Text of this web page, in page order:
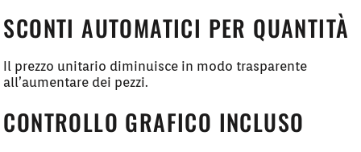
SCONTI AUTOMATICI PER QUANTITÀ
Il prezzo unitario diminuisce in modo trasparente
all’aumentare dei pezzi.
CONTROLLO GRAFICO INCLUSO